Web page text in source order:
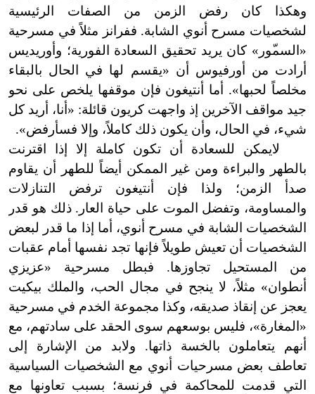
وهكذا كان رفض الزمن من الصفات الرئيسية
لشخصيات مسرح أنوي الشابة. ففرانز مثلاً في مسرحية
«السمور» كان يريد تحقيق السعادة الفورية؛ وأوريديس
أرادت من أورفيوس أن «يقسم لها في الحال بالبقاء
مخلصاً لحبها». أما أنتيغون فإن موقفها يلخص على نحو
جيد مواقف الآخرين إذ واجهت كريون قائلة: «أنا، أريد كل
شيء، في الحال، وأن يكون ذلك كاملاً، وإلا فسأرفض»
.
لايمكن للسعادة أن تكون كاملة إلا إذا اقترنت
بالطهر والبراءة ومن غير الممكن أيضاً للطهر أن يقاوم
صدأ الزمن؛ ولذا فإن أنتيغون ترفض التنازلات
والمساومة، وتفضل الموت على حياة العار. ذلك هو قدر
الشخصيات الشابة في مسرح أنوي، أما إذا ما قدر لبعض
الشخصيات أن تعيش طويلاً فإنها تجد نفسها أمام عقبات
من المستحيل تجاوزها. فبطل مسرحية «عزيزي
أنطوان» مثلاً، لا ينجح في مجال الحب، والملك بيكيت
يعجز عن إنقاذ صديقه، وكذا مجموعة الخدم في مسرحية
«المغارة»، فليس بوسعهم سوى الحقد على سادتهم، مع
أنهم يتعاملون بالخسة ذاتها. ولابد من الإشارة إلى
تعاطف بعض مسرحيات أنوي مع الشخصيات السياسية
التي قدمت للمحاكمة في فرنسة؛ بسبب تعاونها مع